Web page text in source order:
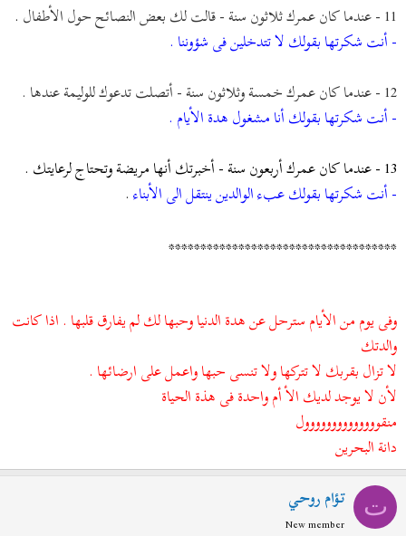
11 - عندما كان عمرك ثلاثون سنة - قالت لك بعض النصائح حول الأطفال
.
- أنت شكرتها بقولك لا تتدخلين فى شؤوننا .
12 - عندما كان عمرك خمسة وثلاثون سنة - أتصلت تدعوك للوليمة عندها .
- أنت شكرتها بقولك أنا مشغول هدة الأيام .
13 - عندما كان عمرك أربعون سنة - أخبرتك أنها مريضة وتحتاج لرعايتك .
- أنت شكرتها بقولك عبء الوالدين ينتقل الى الأبناء.
************************************
وفى يوم من الأيام سترحل عن هدة الدنيا وحبها لك لم يفارق قلبها . اذا كانت
والدتك
لا تزال بقربك لا تتركها ولا تنسى حبها واعمل على ارضائها .
لأن لا يوجد لديك الأ أم واحدة فى هذة الحياة
منقوووووووووووووول
دانة البحرين
ت تؤام روحي
New member